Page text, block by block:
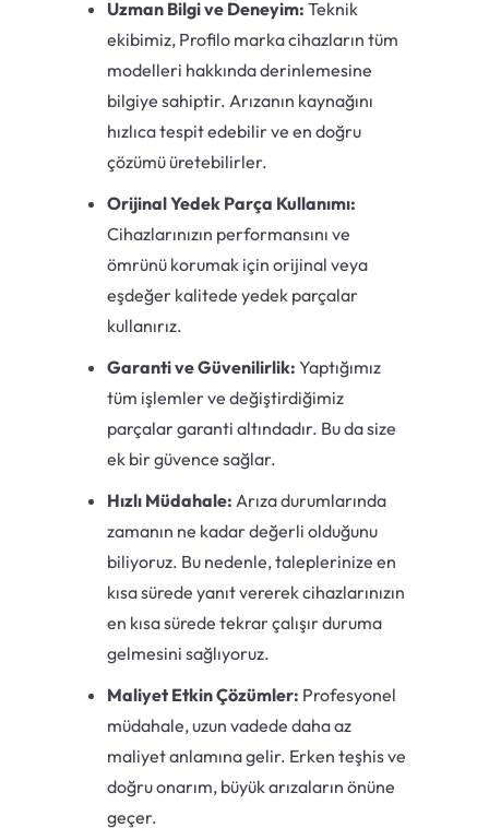
Uzman Bilgi ve Deneyim: Teknik
ekibimiz, Profilo marka cihazların tüm
modelleri hakkında derinlemesine
bilgiye sahiptir. Arızanın kaynağını
hızlıca tespit edebilir ve en doğru
çözümü üretebilirler.
Orijinal Yedek Parça Kullanımı:
Cihazlarınızın performansını ve
ömrünü korumak için orijinal veya
eşdeğer kalitede yedek parçalar
kullanırız.
Garanti ve Güvenilirlik: Yaptığımız
tüm işlemler ve değiştirdiğimiz
parçalar garanti altındadır. Bu da size
ek bir güvence sağlar.
Hızlı Müdahale: Arıza durumlarında
zamanın ne kadar değerli olduğunu
biliyoruz. Bu nedenle, taleplerinize en
kısa sürede yanıt vererek cihazlarınızın
en kısa sürede tekrar çalışır duruma
gelmesini sağlıyoruz.
Maliyet Etkin Çözümler: Profesyonel
müdahale, uzun vadede daha az
maliyet anlamına gelir. Erken teşhis ve
doğru onarım, büyük arızaların önüne
geçer.